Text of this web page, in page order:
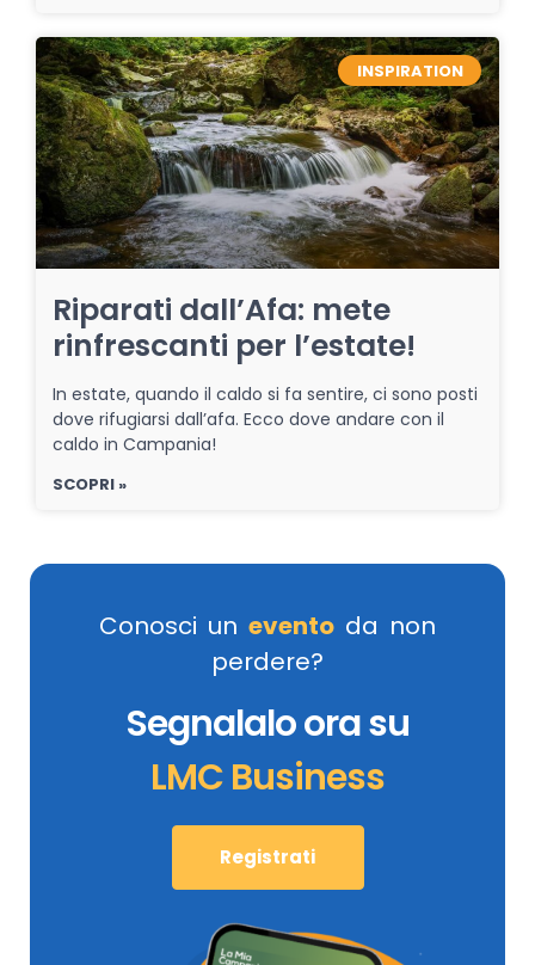
INSPIRATION
Riparati dall’Afa: mete
rinfrescanti per l’estate!
In estate, quando il caldo si fa sentire, ci sono posti
dove rifugiarsi dall’afa. Ecco dove andare con il
caldo in Campania!
SCOPRI »
Conosci un evento da non
perdere?
Segnalalo ora su
LMC Business
Registrati